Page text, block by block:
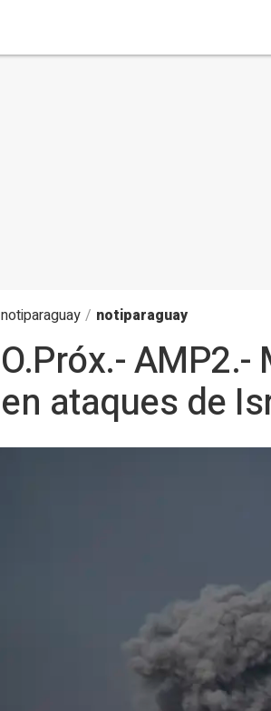
notiparaguay / notiparaguay
O.Próx.-
en ataques de